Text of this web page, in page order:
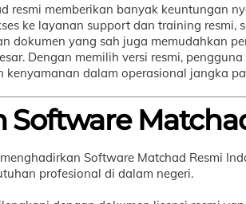
resmi memberikan banyak keuntungan
ke layanan support dan training
dokumen yang sah juga memudahkan
Dengan memilih versi resmi,
kenyamanan dalam operasional jangka
Software
Software Matchad Resmi
profesional di dalam negeri.